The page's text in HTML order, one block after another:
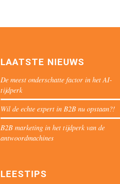
LAATSTE NIEUWS
De meest onderschatte factor in het AI-
tijdperk
Wil de echte expert in B2B nu opstaan?!
B2B marketing in het tijdperk van de
antwoordmachines
LEESTIPS